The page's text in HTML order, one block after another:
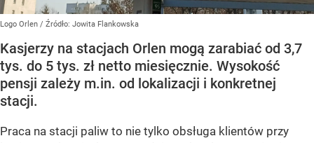
Logo Orlen / Źródło: Jowita Flankowska
Kasjerzy na stacjach Orlen mogą zarabiać od 3,7
tys. do 5 tys. zł netto miesięcznie. Wysokość
pensji zależy m.in. od lokalizacji i konkretnej
stacji.
Praca na stacji paliw to nie tylko obsługa klientów przy